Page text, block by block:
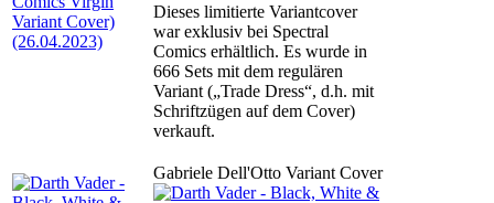
Dieses limitierte Variantcover
war exklusiv bei Spectral
Comics erhältlich. Es wurde in
666 Sets mit dem regulären
Variant („Trade Dress“, d.h. mit
Schriftzügen auf dem Cover)
verkauft.
Gabriele Dell'Otto Variant Cover